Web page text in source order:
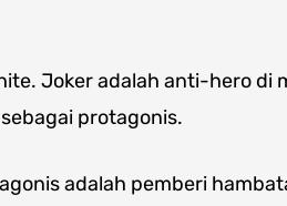
Joker adalah anti-hero di
protagonis.
adalah pemberi